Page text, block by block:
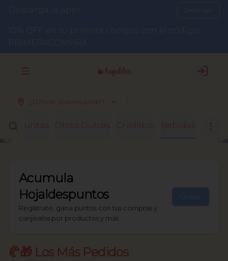
Descarga la app!
10% OFF en tu primera compra con el código
PRIMERACOMPRA
Abrir menu de navegación Login
¿Dónde quieres pedir?
Facturitas Otros Dulces Criollitos Bebidas
Acumula
Hojaldespuntos
Regístrate, gana puntos con tus compras y
canjealos por productos y más
Únete
🥐🎁 Los Más Pedidos